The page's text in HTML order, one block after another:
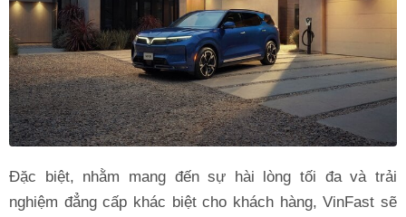
Đặc biệt, nhằm mang đến sự hài lòng tối đa và trải
nghiệm đẳng cấp khác biệt cho khách hàng, VinFast sẽ